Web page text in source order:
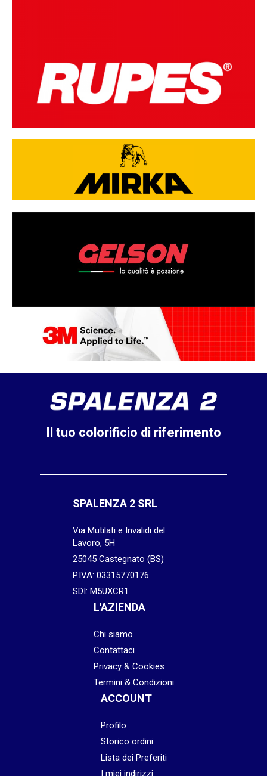
Il tuo colorificio di riferimento
SPALENZA 2 SRL
Via Mutilati e Invalidi del
Lavoro, 5H
25045 Castegnato (BS)
P.IVA: 03315770176
SDI: M5UXCR1
L'AZIENDA
Chi siamo
Contattaci
Privacy & Cookies
Termini & Condizioni
ACCOUNT
Profilo
Storico ordini
Lista dei Preferiti